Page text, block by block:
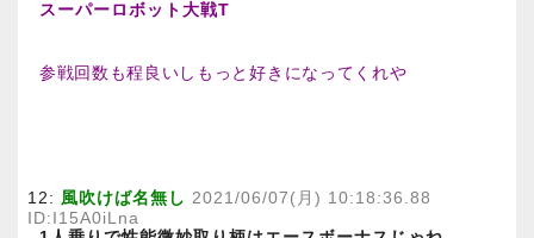
スーパーロボット大戦T
参戦回数も程良いしもっと好きになってくれや
12: 風吹けば名無し 2021/06/07(月) 10:18:36.88
ID:I15A0iLna